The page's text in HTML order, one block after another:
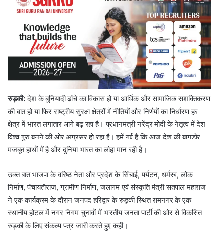
रुड़की:देश के बुनियादी ढांचे का विकास हो या आर्थिक और सामाजिक सशक्तिकरण
की बात हो या फिर राष्ट्रीय सुरक्षा क्षेत्रों में नीतियों और निर्णयों का निर्धारण हर
क्षेत्र में भारत लगातार आगे बढ़ रहा है। प्रधानमंत्री नरेंद्र मोदी के नेतृत्व में देश
विश्व गुरु बनने की ओर अग्रसर हो रहा है। हमें गर्व है कि आज देश की बागडोर
मजबूत हाथों में है और दुनिया भारत का लोहा मान रही है।
उक्त बात भाजपा के वरिष्ठ नेता और प्रदेश के सिंचाई, पर्यटन, धर्मस्व, लोक
निर्माण, पंचायतीराज, ग्रामीण निर्माण, जलागम एवं संस्कृति मंत्री सतपाल महाराज
ने एक कार्यक्रम के दौरान जनपद हरिद्वार के रुड़की स्थित रामनगर के एक
स्थानीय होटल में नगर निगम चुनावों में भारतीय जनता पार्टी की ओर से विकसित
रुड़की के लिए संकल्प पत्र जारी करते हुए कही।